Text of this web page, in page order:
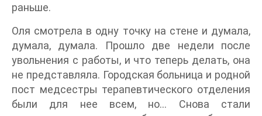
раньше.
Оля смотрела в одну точку на стене и думала,
думала, думала. Прошло две недели после
увольнения с работы, и что теперь делать, она
не представляла. Городская больница и родной
пост медсестры терапевтического отделения
были для нее всем, но… Снова стали